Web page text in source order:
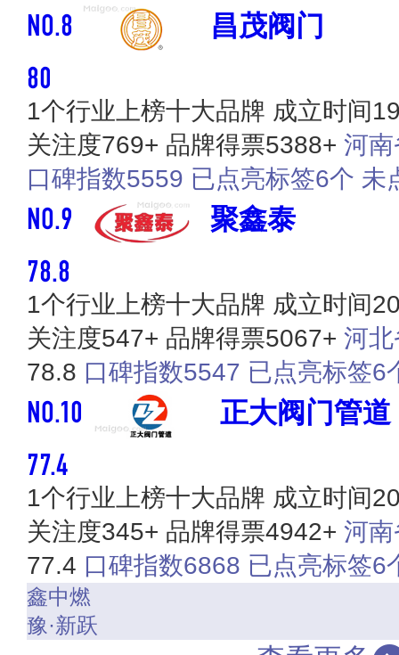
NO.8 昌茂阀门
80
1个行业上榜十大品牌 成立时间
关注度769+ 品牌得票5388+ 河
口碑指数5559 已点亮标签6个 未
NO.9 聚鑫泰
78.8
1个行业上榜十大品牌 成立时间
关注度547+ 品牌得票5067+ 河
78.8 口碑指数5547 已点亮标签6
NO.10 正大阀门管道
77.4
1个行业上榜十大品牌 成立时间
关注度345+ 品牌得票4942+ 河
77.4 口碑指数6868 已点亮标签6
鑫中燃
豫·新跃